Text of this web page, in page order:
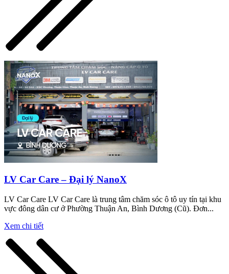
LV Car Care – Đại lý NanoX
LV Car Care LV Car Care là trung tâm chăm sóc ô tô uy tín tại khu
vực đông dân cư ở Phường Thuận An, Bình Dương (Cũ). Đơn...
Xem chi tiết